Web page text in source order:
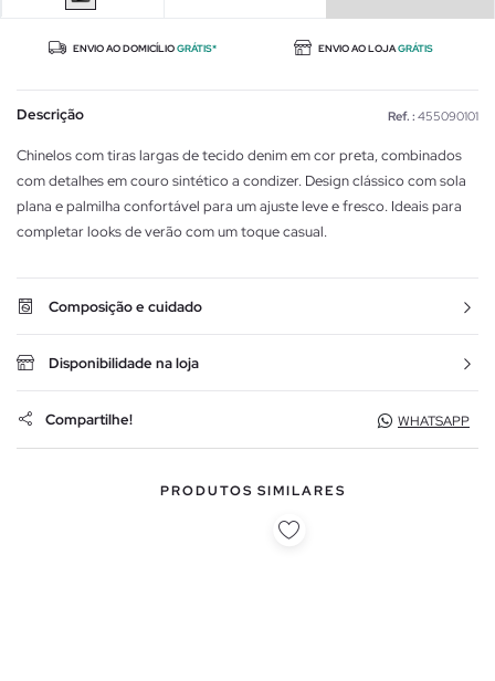
ENVIO AO DOMICÍLIOGRÁTIS* ENVIO AO LOJAGRÁTIS
Descrição Ref. : 455090101
Chinelos com tiras largas de tecido denim em cor preta, combinados
com detalhes em couro sintético a condizer. Design clássico com sola
plana e palmilha confortável para um ajuste leve e fresco. Ideais para
completar looks de verão com um toque casual.
Composição e cuidado
Disponibilidade na loja
Compartilhe! WHATSAPP
PRODUTOS SIMILARES